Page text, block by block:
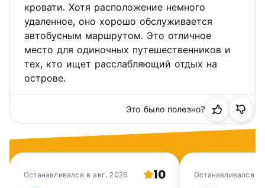
кровати. Хотя расположение немного
удаленное, оно хорошо обслуживается
автобусным маршрутом. Это отличное
место для одиночных путешественников и
тех, кто ищет расслабляющий отдых на
острове.
Это было полезно?
Останавливался в авг. 2026 10
Останавливался в